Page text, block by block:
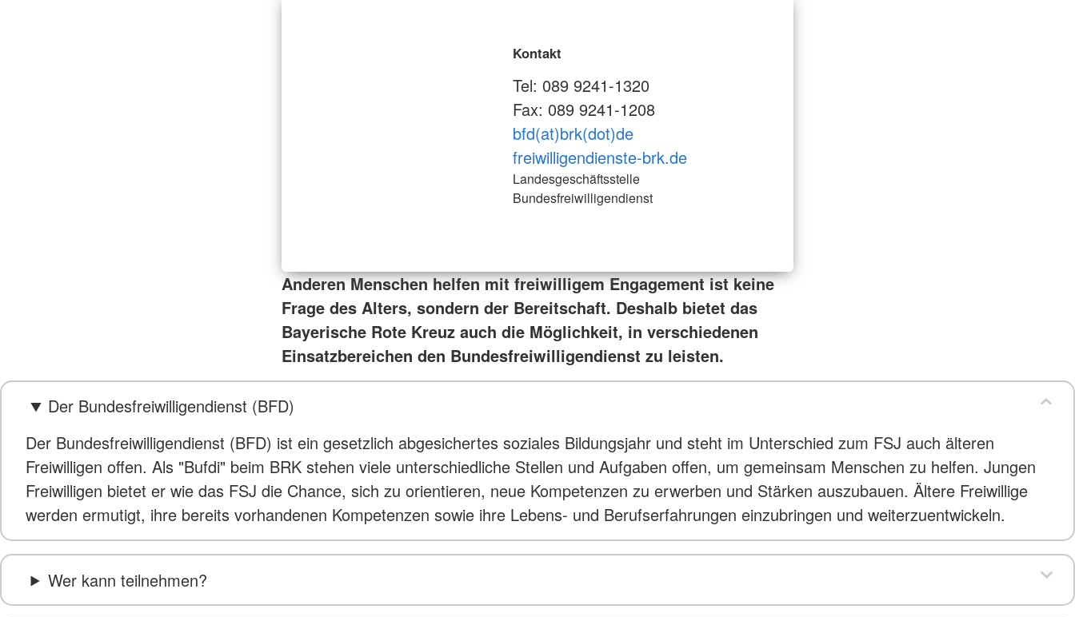
Kontakt
Tel: 089 9241-1320
Fax: 089 9241-1208
bfd(at)brk(dot)de
freiwilligendienste-brk.de
Landesgeschäftsstelle
Bundesfreiwilligendienst
Anderen Menschen helfen mit freiwilligem Engagement ist keine
Frage des Alters, sondern der Bereitschaft. Deshalb bietet das
Bayerische Rote Kreuz auch die Möglichkeit, in verschiedenen
Einsatzbereichen den Bundesfreiwilligendienst zu leisten.
Der Bundesfreiwilligendienst (BFD)
Der Bundesfreiwilligendienst (BFD) ist ein gesetzlich abgesichertes soziales Bildungsjahr und steht im Unterschied zum FSJ auch älteren
Freiwilligen offen. Als "Bufdi" beim BRK stehen viele unterschiedliche Stellen und Aufgaben offen, um gemeinsam Menschen zu helfen. Jungen
Freiwilligen bietet er wie das FSJ die Chance, sich zu orientieren, neue Kompetenzen zu erwerben und Stärken auszubauen. Ältere Freiwillige
werden ermutigt, ihre bereits vorhandenen Kompetenzen sowie ihre Lebens- und Berufserfahrungen einzubringen und weiterzuentwickeln.
Wer kann teilnehmen?